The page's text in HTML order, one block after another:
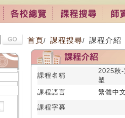
首頁/ 課程搜尋/ 課程介紹
課程名稱
2025秋
塑
課程語言
繁體中
課程字幕